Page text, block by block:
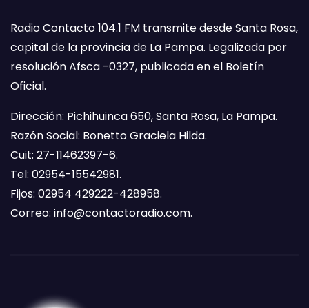
Radio Contacto 104.1 FM transmite desde Santa Rosa,
capital de la provincia de La Pampa. Legalizada por
resolución Afsca -0327, publicada en el Boletín
Oficial.
Dirección: Pichihuinca 650, Santa Rosa, La Pampa.
Razón Social: Bonetto Graciela Hilda.
Cuit: 27-11462397-6.
Tel: 02954-15542981.
Fijos: 02954 429222-428958.
Correo: info@contactoradio.com.